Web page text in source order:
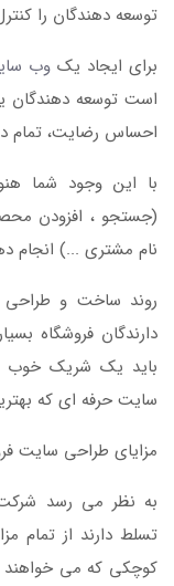
توسعه دهندگان را
برای ایجاد یک وب
است توسعه دهندگان
احساس رضایت، تمام
با این وجود شما
(جستجو ، افزودن
نام مشتری ...) انجام
روند ساخت و طراحی
دارندگان فروشگاه
باید یک شریک خوب
سایت حرفه ای که
مزایای طراحی سایت
به نظر می رسد شرکت
تسلط دارند از تمام
کوچکی که می خواهند